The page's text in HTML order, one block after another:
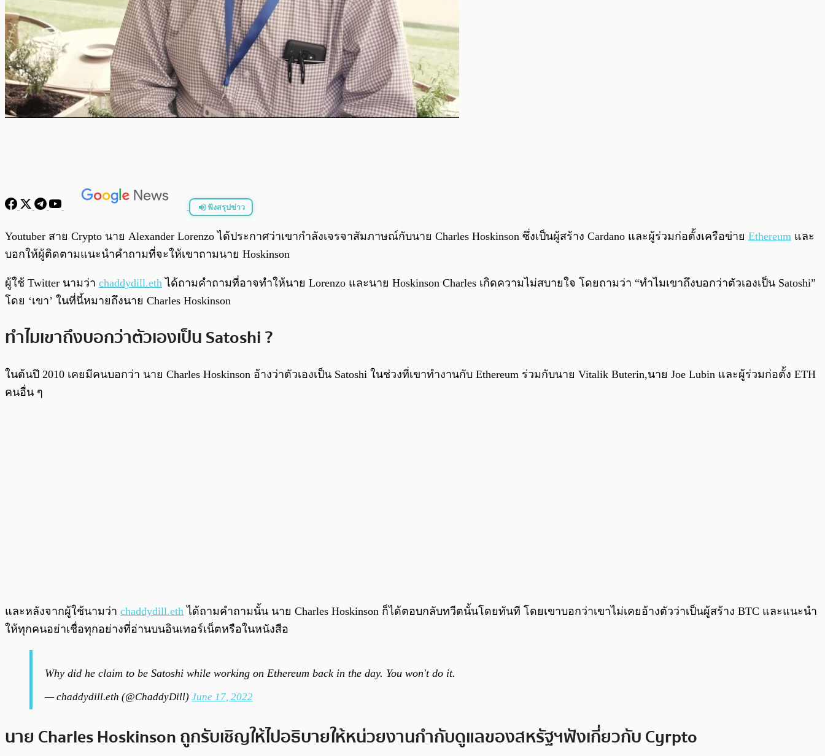
ฟังสรุปข่าว
พร้อมเล่น 0:00/
Youtuber สาย Crypto นาย Alexander Lorenzo ได้ประกาศว่าเขากำลังเจรจาสัมภาษณ์กับนาย Charles Hoskinson ซึ่งเป็นผู้สร้าง Cardano และผู้ร่วมก่อตั้งเครือข่าย Ethereum และ
บอกให้ผู้ติดตามแนะนำคำถามที่จะให้เขาถามนาย Hoskinson
ผู้ใช้ Twitter นามว่า chaddydill.eth ได้ถามคำถามที่อาจทำให้นาย Lorenzo และนาย Hoskinson Charles เกิดความไม่สบายใจ โดยถามว่า “ทำไมเขาถึงบอกว่าตัวเองเป็น Satoshi”
โดย ‘เขา’ ในที่นี้หมายถึงนาย Charles Hoskinson
ทำไมเขาถึงบอกว่าตัวเองเป็น Satoshi ?
ในต้นปี 2010 เคยมีคนบอกว่า นาย Charles Hoskinson อ้างว่าตัวเองเป็น Satoshi ในช่วงที่เขาทำงานกับ Ethereum ร่วมกับนาย Vitalik Buterin,นาย Joe Lubin และผู้ร่วมก่อตั้ง ETH
คนอื่น ๆ
และหลังจากผู้ใช้นามว่า chaddydill.eth ได้ถามคำถามนั้น นาย Charles Hoskinson ก็ได้ตอบกลับทวีตนั้นโดยทันที โดยเขาบอกว่าเขาไม่เคยอ้างตัวว่าเป็นผู้สร้าง BTC และแนะนำ
ให้ทุกคนอย่าเชื่อทุกอย่างที่อ่านบนอินเทอร์เน็ตหรือในหนังสือ
Why did he claim to be Satoshi while working on Ethereum back in the day. You won't do it.
— chaddydill.eth (@ChaddyDill) June 17, 2022
นาย Charles Hoskinson ถูกรับเชิญให้ไปอธิบายให้หน่วยงานกำกับดูแลของสหรัฐฯฟังเกี่ยวกับ Cyrpto